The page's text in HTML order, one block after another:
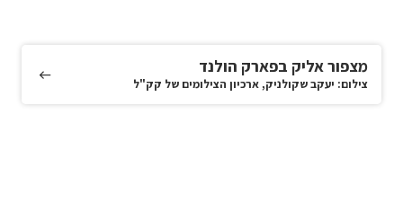
מצפור אליק בפארק הולנד
צילום: יעקב שקולניק, ארכיון הצילומים של קק"ל